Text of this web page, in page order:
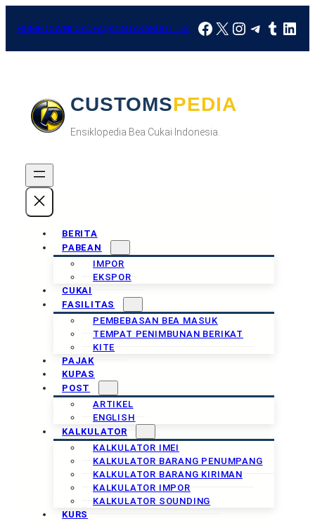
HOMEDOWNLOADFAQKONTAKABOUT US Facebook
X Instagram
CUSTOMSPEDIA
Ensiklopedia Bea Cukai Indonesia.
BERITA
PABEAN
IMPOR
EKSPOR
CUKAI
FASILITAS
PEMBEBASAN BEA MASUK
TEMPAT PENIMBUNAN BERIKAT
KITE
PAJAK
KUPAS
POST
ARTIKEL
ENGLISH
KALKULATOR
KALKULATOR IMEI
KALKULATOR BARANG PENUMPANG
KALKULATOR BARANG KIRIMAN
KALKULATOR IMPOR
KALKULATOR SOUNDING
KURS